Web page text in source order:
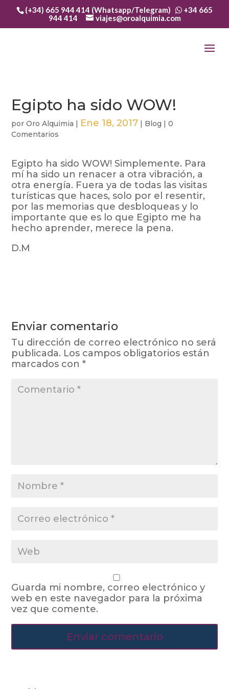
(+34) 665 944 414 (Whatsapp/Telegram)
+34 665
944 414
viajes@oroalquimia.com
Egipto ha sido WOW!
porOro Alquimia | Ene 18, 2017 | Blog |0
Comentarios
Egipto ha sido WOW! Simplemente. Para
mí ha sido un renacer a otra vibración, a
otra energía. Fuera ya de todas las visitas
turísticas que haces, solo por el resentir,
por las memorias que desbloqueas y lo
importante que es lo que Egipto me ha
hecho aprender, merece la pena.
D.M
Enviar comentario
Tu dirección de correo electrónico no será
publicada. Los campos obligatorios están
marcados con*
Guarda mi nombre, correo electrónico y
web en este navegador para la próxima
vez que comente.